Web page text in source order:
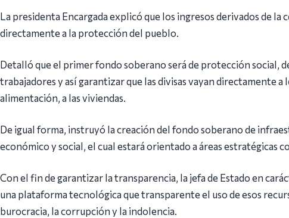
La presidenta Encargada explicó que los ingresos derivados de
directamente a la protección del pueblo.
Detalló que el primer fondo soberano será de protección social,
trabajadores y así garantizar que las divisas vayan directamente a
alimentación, a las viviendas.
De igual forma, instruyó la creación del fondo soberano de
económico y social, el cual estará orientado a áreas estratégicas
Con el fin de garantizar la transparencia, la jefa de Estado en
una plataforma tecnológica que transparente el uso de esos
burocracia, la corrupción y la indolencia.